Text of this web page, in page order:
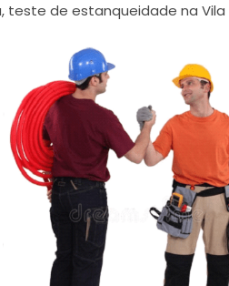
de estanqueidade na